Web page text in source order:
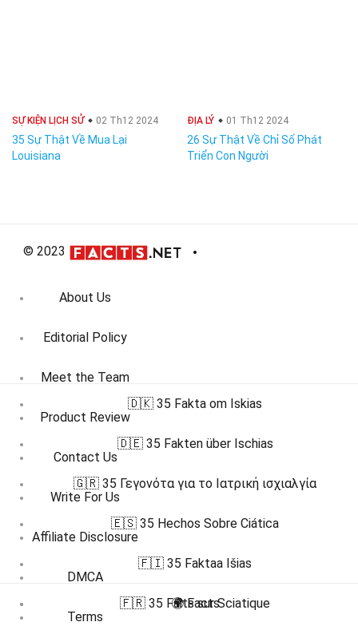
SỰ KIỆN LỊCH SỬ 02 Th12 2024
35 Sự Thật Về Mua Lại
Louisiana
ĐỊA LÝ 01 Th12 2024
26 Sự Thật Về Chỉ Số Phát
Triển Con Người
© 2023
About Us
Editorial Policy
Meet the Team
Product Review
Contact Us
Write For Us
Affiliate Disclosure
DMCA
Terms
🇩🇰 35 Fakta om Iskias
🇩🇪 35 Fakten über Ischias
🇬🇷 35 Γεγονότα για το Ιατρική ισχιαλγία
🇪🇸 35 Hechos Sobre Ciática
🇫🇮 35 Faktaa Išias
🇫🇷 35 Faits sur Sciatique
🌍 Facts